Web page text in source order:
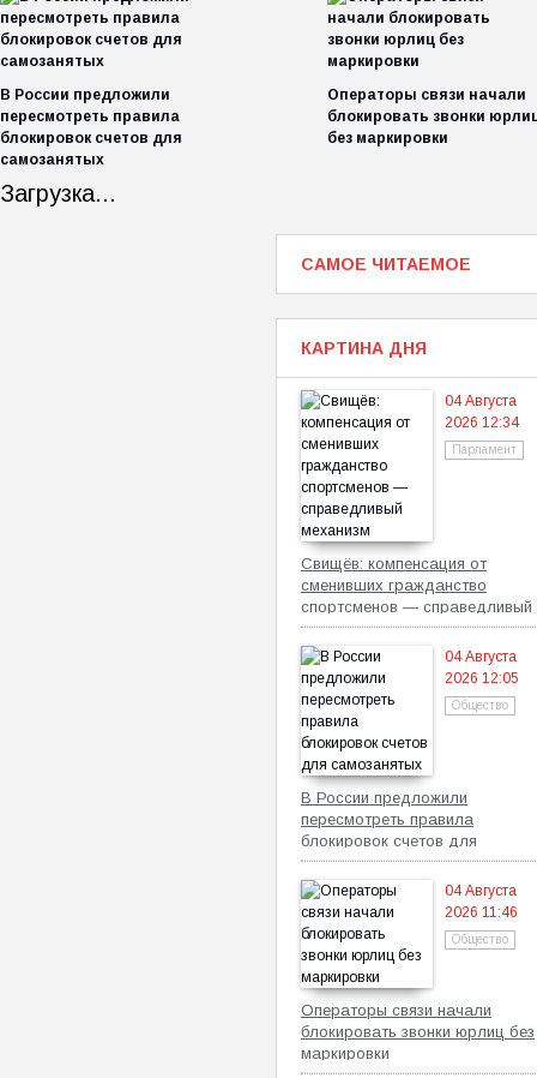
В России предложили
пересмотреть правила
блокировок счетов для
самозанятых
Операторы связи начали
блокировать звонки
без маркировки
Загрузка...
САМОЕ ЧИТАЕМОЕ
КАРТИНА ДНЯ
04 Августа
2026 12:34
Парламент
Свищёв: компенсация от
сменивших гражданство
спортсменов — справедливый
механизм
04 Августа
2026 12:05
Общество
В России предложили
пересмотреть правила
блокировок счетов для
самозанятых
04 Августа
2026 11:46
Общество
Операторы связи начали
блокировать звонки юрлиц без
маркировки